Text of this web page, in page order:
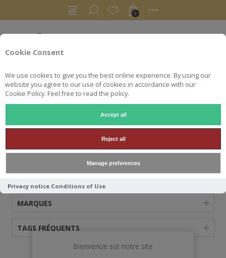
Cookie Consent
We use cookies to give you the best online experience. By using our
website you agree to our use of cookies in accordance with our
Cookie Policy. Feel free to read the policy.
Accept all
Reject all
Manage preferences
Privacy notice Conditions of Use
0
TYRCONNEL
CATÉGORIES
MARQUES
TAGS FRÉQUENTS
Bienvenue sur notre site